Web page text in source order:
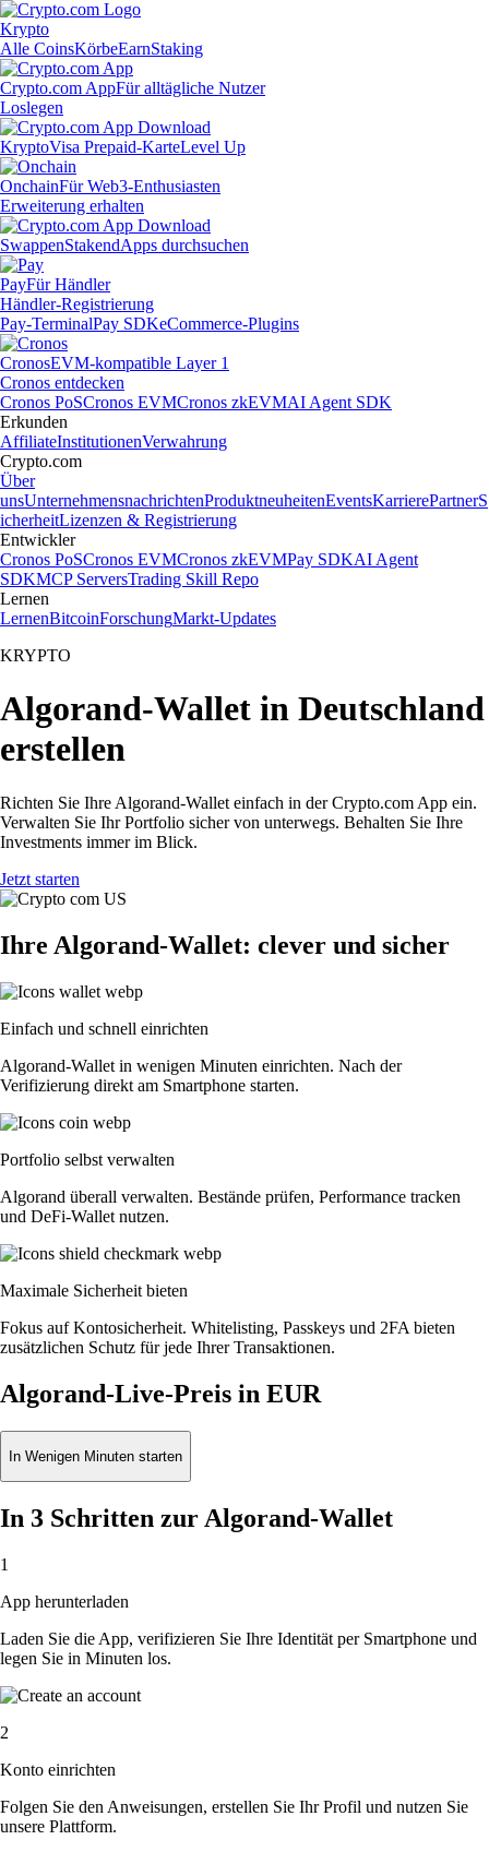
Krypto
Alle CoinsKörbeEarnStaking
Crypto.com AppFür alltägliche Nutzer
Loslegen
KryptoVisa Prepaid-KarteLevel Up
OnchainFür Web3-Enthusiasten
Erweiterung erhalten
SwappenStakendApps durchsuchen
PayFür Händler
Händler-Registrierung
Pay-TerminalPay SDKeCommerce-Plugins
CronosEVM-kompatible Layer 1
Cronos entdecken
Cronos PoSCronos EVMCronos zkEVMAI Agent SDK
Erkunden
AffiliateInstitutionenVerwahrung
Crypto.com
Über
unsUnternehmensnachrichtenProduktneuheitenEventsKarrierePartnerS
icherheitLizenzen & Registrierung
Entwickler
Cronos PoSCronos EVMCronos zkEVMPay SDKAI Agent
SDKMCP ServersTrading Skill Repo
Lernen
LernenBitcoinForschungMarkt-Updates
KRYPTO
Algorand-Wallet in Deutschland
erstellen
Richten Sie Ihre Algorand-Wallet einfach in der Crypto.com App ein.
Verwalten Sie Ihr Portfolio sicher von unterwegs. Behalten Sie Ihre
Investments immer im Blick.
Jetzt starten
Ihre Algorand-Wallet: clever und sicher
Einfach und schnell einrichten
Algorand-Wallet in wenigen Minuten einrichten. Nach der
Verifizierung direkt am Smartphone starten.
Portfolio selbst verwalten
Algorand überall verwalten. Bestände prüfen, Performance tracken
und DeFi-Wallet nutzen.
Maximale Sicherheit bieten
Fokus auf Kontosicherheit. Whitelisting, Passkeys und 2FA bieten
zusätzlichen Schutz für jede Ihrer Transaktionen.
Algorand-Live-Preis in EUR
In Wenigen Minuten starten
In 3 Schritten zur Algorand-Wallet
1
App herunterladen
Laden Sie die App, verifizieren Sie Ihre Identität per Smartphone und
legen Sie in Minuten los.
2
Konto einrichten
Folgen Sie den Anweisungen, erstellen Sie Ihr Profil und nutzen Sie
unsere Plattform.